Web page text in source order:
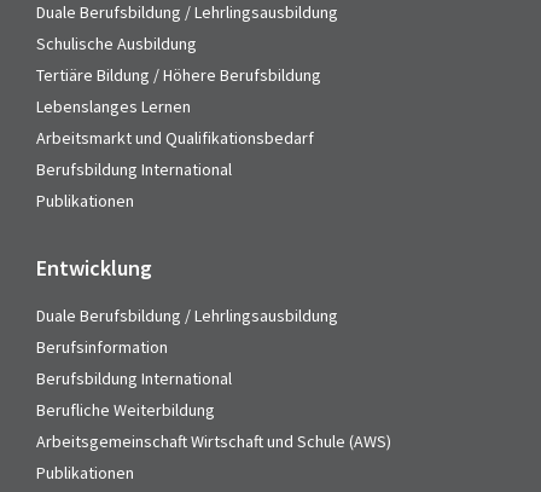
Duale Berufsbildung / Lehrlingsausbildung
Schulische Ausbildung
Tertiäre Bildung / Höhere Berufsbildung
Lebenslanges Lernen
Arbeitsmarkt und Qualifikationsbedarf
Berufsbildung International
Publikationen
Entwicklung
Duale Berufsbildung / Lehrlingsausbildung
Berufsinformation
Berufsbildung International
Berufliche Weiterbildung
Arbeitsgemeinschaft Wirtschaft und Schule (AWS)
Publikationen